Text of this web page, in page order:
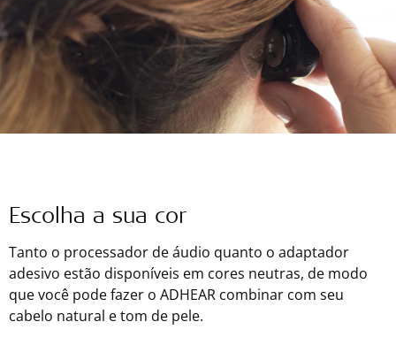
Escolha a sua cor
Tanto o processador de áudio quanto o adaptador
adesivo estão disponíveis em cores neutras, de modo
que você pode fazer o ADHEAR combinar com seu
cabelo natural e tom de pele.